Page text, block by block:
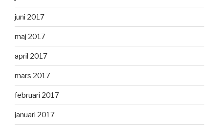
juni 2017
maj 2017
april 2017
mars 2017
februari 2017
januari 2017